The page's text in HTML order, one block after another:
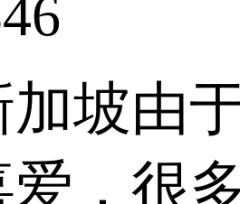
由于
，很